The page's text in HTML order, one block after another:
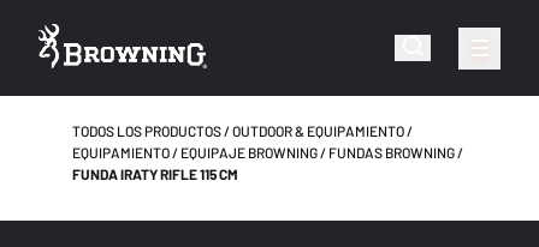
TODOS LOS PRODUCTOS
OUTDOOR & EQUIPAMIENTO
EQUIPAMIENTO
EQUIPAJE BROWNING
FUNDAS BROWNING
FUNDA IRATY RIFLE 115 CM